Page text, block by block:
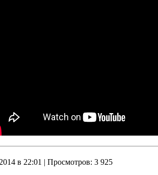
в 22:01 | Просмотров: 3 925